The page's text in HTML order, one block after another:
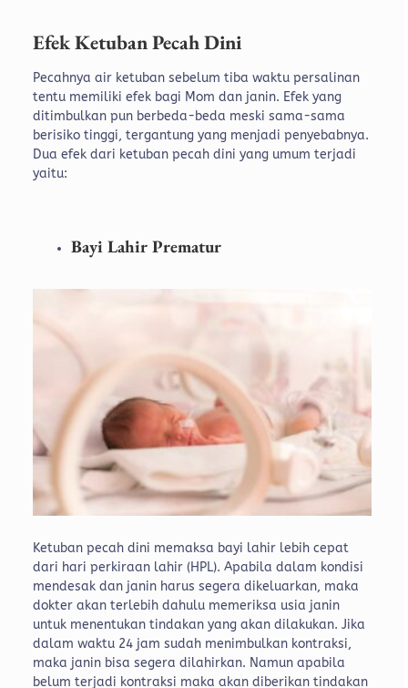
Efek Ketuban Pecah Dini
Pecahnya air ketuban sebelum tiba waktu persalinan
tentu memiliki efek bagi Mom dan janin. Efek yang
ditimbulkan pun berbeda-beda meski sama-sama
berisiko tinggi, tergantung yang menjadi penyebabnya.
Dua efek dari ketuban pecah dini yang umum terjadi
yaitu:
Bayi Lahir Prematur
Ketuban pecah dini memaksa bayi lahir lebih cepat
dari hari perkiraan lahir (HPL). Apabila dalam kondisi
mendesak dan janin harus segera dikeluarkan, maka
dokter akan terlebih dahulu memeriksa usia janin
untuk menentukan tindakan yang akan dilakukan. Jika
dalam waktu 24 jam sudah menimbulkan kontraksi,
maka janin bisa segera dilahirkan. Namun apabila
belum terjadi kontraksi maka akan diberikan tindakan